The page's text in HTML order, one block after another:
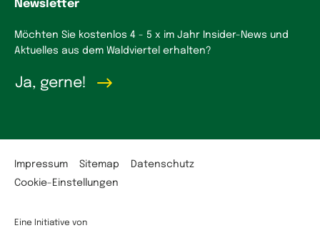
Newsletter
Möchten Sie kostenlos 4 - 5 x im Jahr Insider-News und
Aktuelles aus dem Waldviertel erhalten?
Ja, gerne!
Impressum Sitemap
Datenschutz
Cookie-Einstellungen
Eine Initiative von